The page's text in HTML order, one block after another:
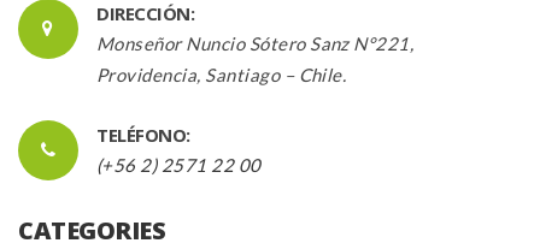
DIRECCIÓN:
Monseñor Nuncio Sótero Sanz N°221,
Providencia, Santiago – Chile.
TELÉFONO:
(+56 2) 2571 22 00
CATEGORIES